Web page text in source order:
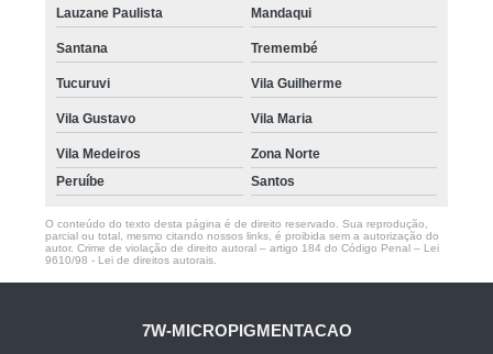
Lauzane Paulista Mandaqui
Santana Tremembé
Tucuruvi Vila Guilherme
Vila Gustavo Vila Maria
Vila Medeiros
Zona Norte
Peruíbe
Santos
O conteúdo do texto desta página é de direito reservado. Sua reprodução,
parcial ou total, mesmo citando nossos links, é proibida sem a autorização do
autor. Crime de violação de direito autoral – artigo 184 do Código Penal – Lei
9610/98 - Lei de direitos autorais
7W-MICROPIGMENTACAO